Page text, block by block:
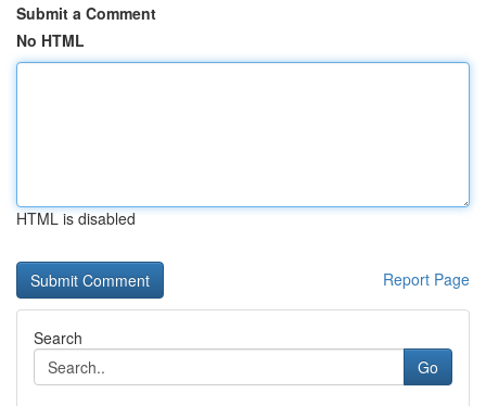
Submit a Comment
No HTML
HTML is disabled
Report Page
Search
Go